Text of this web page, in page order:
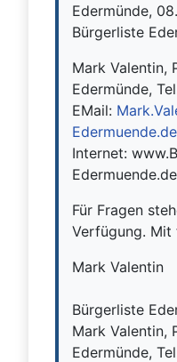
Edermünde,
Bürgerliste
Mark Valentin,
Edermünde,
EMail:
Edermuende.de
Internet:
Edermuende.de
Für Fragen
Verfügung. Mit
Mark Valentin
Bürgerliste
Mark Valentin,
Edermünde,